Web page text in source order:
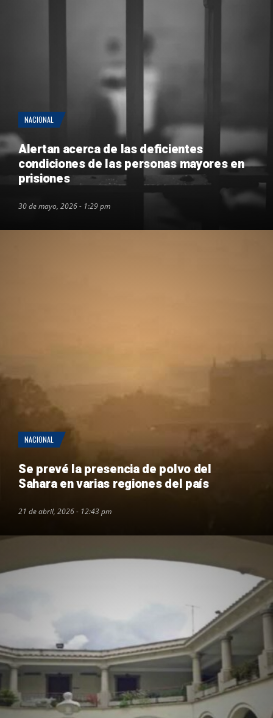
NACIONAL
Alertan acerca de las deficientes
condiciones de las personas mayores en
prisiones
30 de mayo, 2026 - 1:29 pm
NACIONAL
Se prevé la presencia de polvo del
Sahara en varias regiones del país
21 de abril, 2026 - 12:43 pm